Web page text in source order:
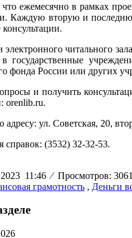
ежемесячно в рамках
Каждую вторую и
электронного читального
государственные
фонда России или других
и получить
orenlib.ru.
адресу: ул. Советская, 20,
справок: (3532) 32-32-53.
2023 11:46⁄Просмотров: 3061
грамотность , Деньги